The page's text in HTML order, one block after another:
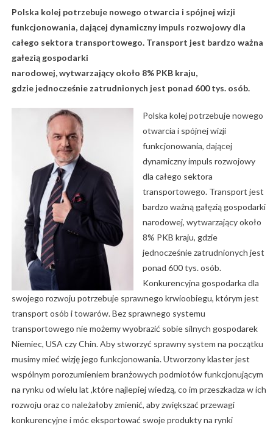
Polska kolej potrzebuje nowego otwarcia i spójnej wizji
funkcjonowania, dającej dynamiczny impuls rozwojowy dla
całego sektora transportowego. Transport jest bardzo ważna
gałezią gospodarki
narodowej, wytwarzający około 8% PKB kraju,
gdzie jednocześnie zatrudnionych jest ponad 600 tys. osób.
Polska kolej potrzebuje nowego
otwarcia i spójnej wizji
funkcjonowania, dającej
dynamiczny impuls rozwojowy
dla całego sektora
transportowego. Transport jest
bardzo ważną gałęzią gospodarki
narodowej, wytwarzający około
8% PKB kraju, gdzie
jednocześnie zatrudnionych jest
ponad 600 tys. osób.
Konkurencyjna gospodarka dla
swojego rozwoju potrzebuje sprawnego krwioobiegu, którym jest
transport osób i towarów. Bez sprawnego systemu
transportowego nie możemy wyobrazić sobie silnych gospodarek
Niemiec, USA czy Chin. Aby stworzyć sprawny system na początku
musimy mieć wizję jego funkcjonowania. Utworzony klaster jest
wspólnym porozumieniem branżowych podmiotów funkcjonującym
na rynku od wielu lat ,które najlepiej wiedzą, co im przeszkadza w ich
rozwoju oraz co należałoby zmienić, aby zwiększać przewagi
konkurencyjne i móc eksportować swoje produkty na rynki